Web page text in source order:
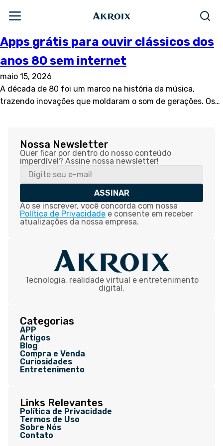
Apps grátis para ouvir clássicos dos
anos 80 sem internet
maio 15, 2026
A década de 80 foi um marco na história da música,
trazendo inovações que moldaram o som de gerações. Os…
Nossa Newsletter
Quer ficar por dentro do nosso conteúdo
imperdível? Assine nossa newsletter!
ASSINAR
Ao se inscrever, você concorda com nossa
Política de Privacidade e consente em receber
atualizações da nossa empresa.
Tecnologia, realidade virtual e entretenimento
digital.
Categorias
APP
Artigos
Blog
Compra e Venda
Curiosidades
Entretenimento
Links Relevantes
Política de Privacidade
Termos de Uso
Sobre Nós
Contato